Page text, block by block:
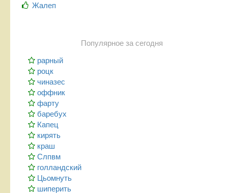
Жалеп
Популярное за сегодня
рарный
роцк
чиназес
оффник
фарту
баребух
Капец
кирять
краш
Слпвм
голландский
Цьомнуть
шиперить